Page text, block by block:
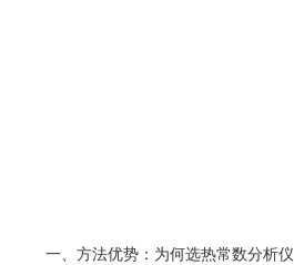
一、方法优势：为何选热常数分析仪